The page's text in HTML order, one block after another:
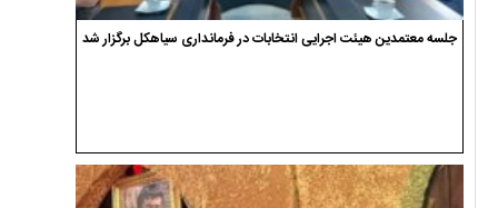
جلسه معتمدین هیئت اجرایی انتخابات در فرمانداری سیاهکل برگزار شد